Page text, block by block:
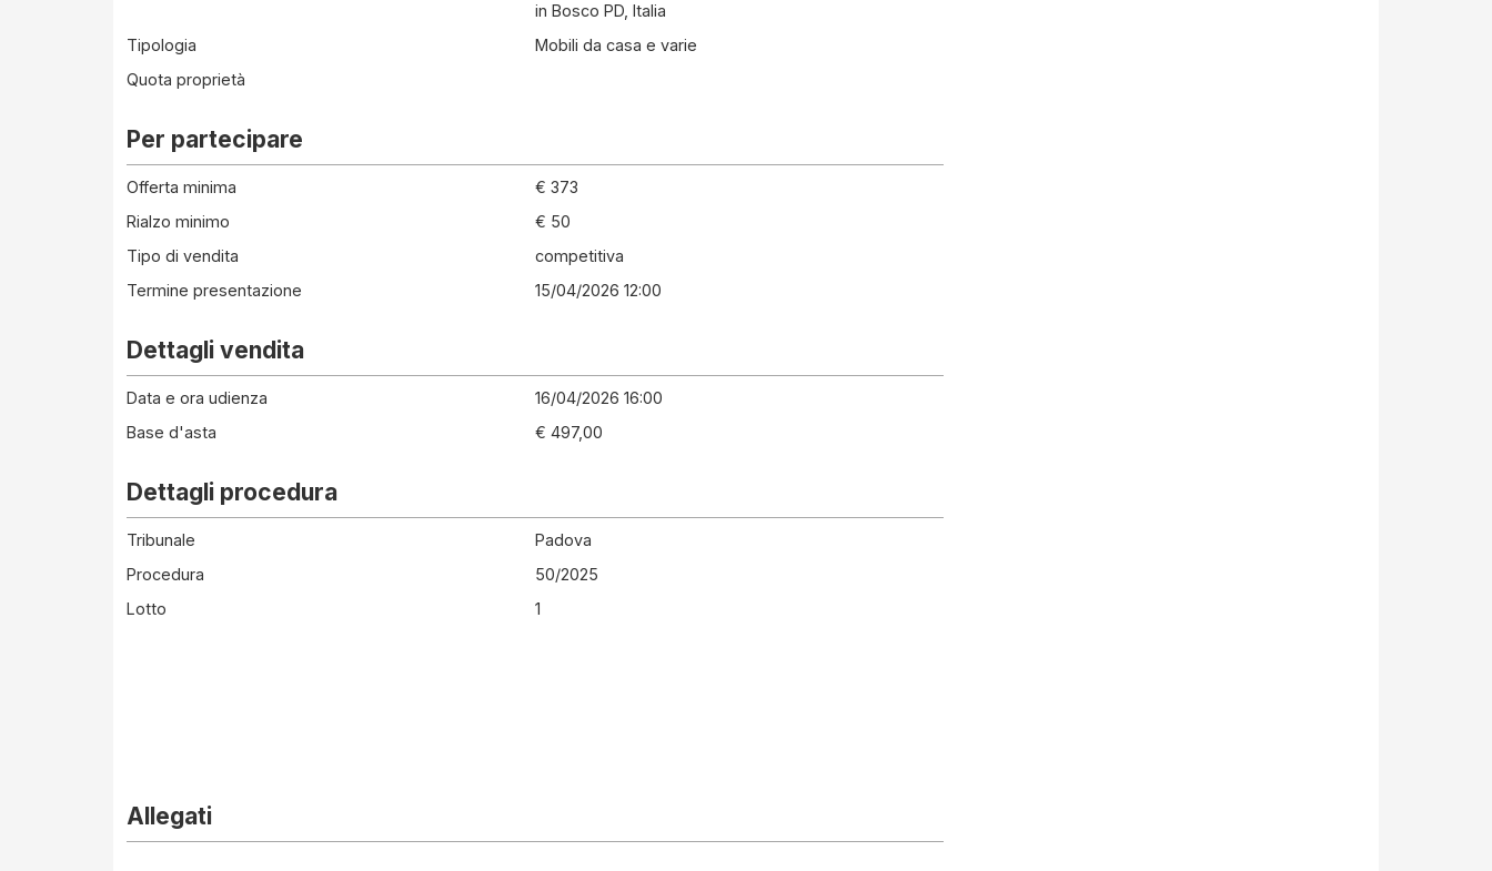
in Bosco PD, Italia
Tipologia
Mobili da casa e varie
Quota proprietà
Per partecipare
Offerta minima
€ 373
Rialzo minimo
€ 50
Tipo di vendita
competitiva
Termine presentazione
15/04/2026 12:00
Dettagli vendita
Data e ora udienza
16/04/2026 16:00
Base d'asta
€ 497,00
Dettagli procedura
Tribunale
Padova
Procedura
50/2025
Lotto
1
Allegati